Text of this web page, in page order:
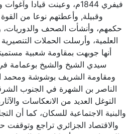
فيفري 1844م، وعينت
وقبيلة, وأعطتهم نوعا من
حكمهم، وأنشأت الصحف والدوريات،
العلمية، وأرسلت الحملات
أنها جوبهت بمقاومة شعبية
سيدي الشيخ والشيخ بوعمامة في
ومقاومة الشريف بوشوشة ومحمد
الناصر بن الشهرة في الجنوب
التوغل العديد من الانعكاسات
والبنية الاجتماعية للسكان، كما أن
والاقتصاد الجزائري تراجع وتوقفت